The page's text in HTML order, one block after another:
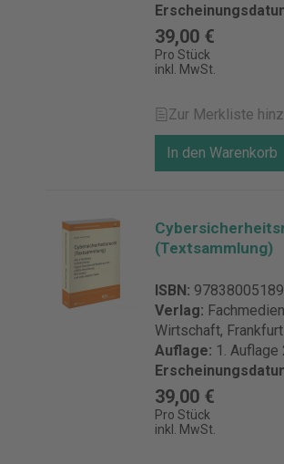
39,00 €
Pro Stück
inkl. MwSt.
Zur Merkliste
In den Warenkorb
(Textsammlung)
ISBN:
Verlag:
Wirtschaft, Frankfurt
Auflage: 1. Auflage
39,00 €
Pro Stück
inkl. MwSt.